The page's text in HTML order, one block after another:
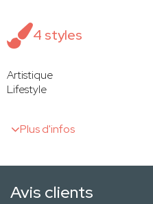
4 styles
Artistique
Lifestyle
Plus d'infos
Avis clients